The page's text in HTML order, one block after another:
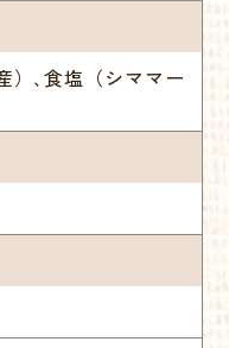
）､食塩（シママー